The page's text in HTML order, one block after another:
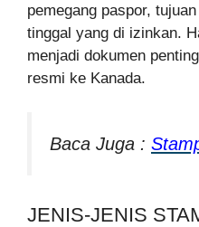
pemegang paspor,
tinggal yang di izinkan.
menjadi dokumen
resmi ke Kanada.
Baca Juga :
JENIS-JENIS